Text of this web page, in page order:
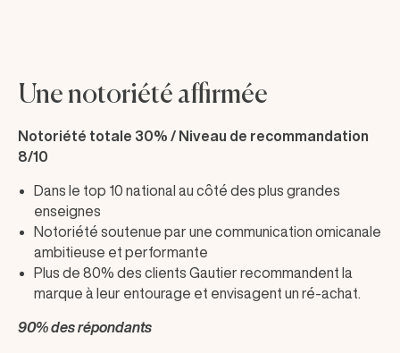
Une notoriété affirmée
Notoriété totale 30% / Niveau de recommandation
8/10
Dans le top 10 national au côté des plus grandes
enseignes
Notoriété soutenue par une communication omicanale
ambitieuse et performante
Plus de 80% des clients Gautier recommandent la
marque à leur entourage et envisagent un ré-achat.
90% des répondants